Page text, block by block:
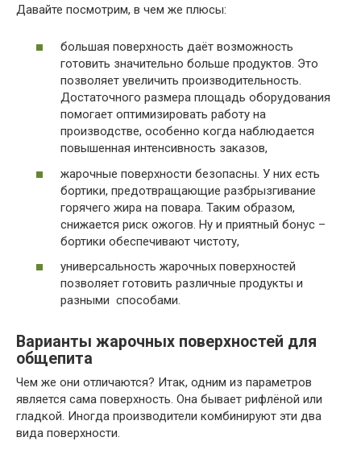
Давайте посмотрим, в чем же плюсы:
большая поверхность даёт возможность
готовить значительно больше продуктов. Это
позволяет увеличить производительность.
Достаточного размера площадь оборудования
помогает оптимизировать работу на
производстве, особенно когда наблюдается
повышенная интенсивность заказов,
жарочные поверхности безопасны. У них есть
бортики, предотвращающие разбрызгивание
горячего жира на повара. Таким образом,
снижается риск ожогов. Ну и приятный бонус –
бортики обеспечивают чистоту,
универсальность жарочных поверхностей
позволяет готовить различные продукты и
разными способами.
Варианты жарочных поверхностей для
общепита
Чем же они отличаются? Итак, одним из параметров
является сама поверхность. Она бывает рифлёной или
гладкой. Иногда производители комбинируют эти два
вида поверхности.